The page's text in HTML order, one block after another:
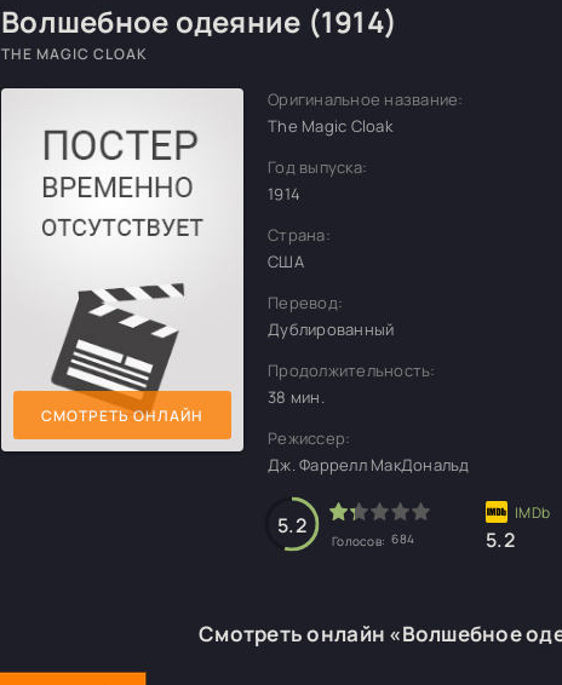
Волшебное одеяние (1914)
THE MAGIC CLOAK
СМОТРЕТЬ ОНЛАЙН
Оригинальное название:
The Magic Cloak
Год выпуска:
1914
Страна:
США
Перевод:
Дублированный
Продолжительность:
38 мин.
Режиссер:
Дж. Фаррелл МакДональд
5.2
Голосов: 684 5.2
Смотреть онлайн «Волшебное